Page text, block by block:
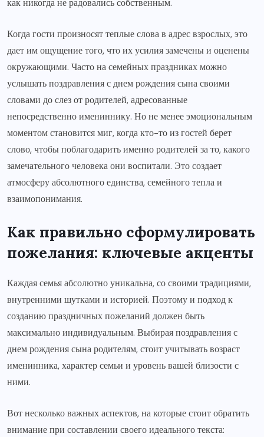
как никогда не радовались собственным.
Когда гости произносят теплые слова в адрес взрослых, это
дает им ощущение того, что их усилия замечены и оценены
окружающими. Часто на семейных праздниках можно
услышать поздравления с днем рождения сына своими
словами до слез от родителей, адресованные
непосредственно имениннику. Но не менее эмоциональным
моментом становится миг, когда кто-то из гостей берет
слово, чтобы поблагодарить именно родителей за то, какого
замечательного человека они воспитали. Это создает
атмосферу абсолютного единства, семейного тепла и
взаимопонимания.
Как правильно сформулировать
пожелания: ключевые акценты
Каждая семья абсолютно уникальна, со своими традициями,
внутренними шутками и историей. Поэтому и подход к
созданию праздничных пожеланий должен быть
максимально индивидуальным. Выбирая поздравления с
днем рождения сына родителям, стоит учитывать возраст
именинника, характер семьи и уровень вашей близости с
ними.
Вот несколько важных аспектов, на которые стоит обратить
внимание при составлении своего идеального текста: